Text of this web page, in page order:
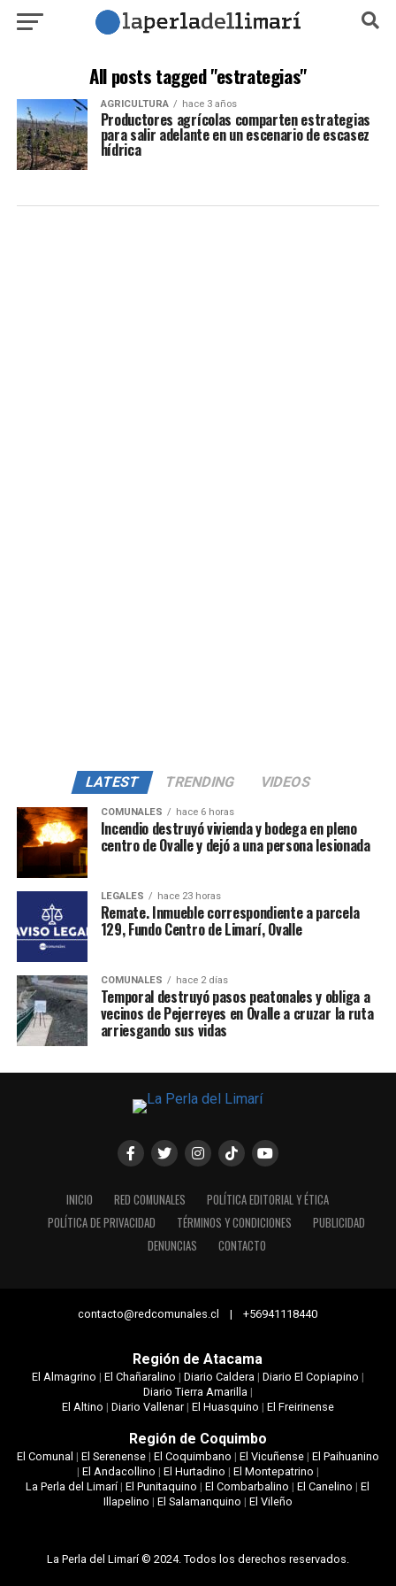
All posts tagged "estrategias"
AGRICULTURA hace 3 años
Productores agrícolas comparten estrategias
para salir adelante en un escenario de escasez
hídrica
LATEST TRENDING VIDEOS
COMUNALES hace 6 horas
Incendio destruyó vivienda y bodega en pleno
centro de Ovalle y dejó a una persona lesionada
LEGALES hace 23 horas
Remate. Inmueble correspondiente a parcela
129, Fundo Centro de Limarí, Ovalle
COMUNALES hace 2 días
Temporal destruyó pasos peatonales y obliga a
vecinos de Pejerreyes en Ovalle a cruzar la ruta
arriesgando sus vidas
INICIO RED COMUNALES
POLÍTICA EDITORIAL Y ÉTICA
POLÍTICA DE PRIVACIDAD
TÉRMINOS Y CONDICIONES
PUBLICIDAD
DENUNCIAS
CONTACTO
contacto@redcomunales.cl | +56941118440
Región de Atacama
El Almagrino | El Chañaralino | Diario Caldera| Diario El Copiapino |
Diario Tierra Amarilla|
El Altino | Diario Vallenar| El Huasquino | El Freirinense
Región de Coquimbo
El Comunal | El Serenense| El Coquimbano | El Vicuñense| El Paihuanino
| El Andacollino | El Hurtadino | El Montepatrino |
La Perla del Limarí|El Punitaquino |El Combarbalino |El Canelino |El
Illapelino | El Salamanquino | El Vileño
La Perla del Limarí © 2024. Todos los derechos reservados.